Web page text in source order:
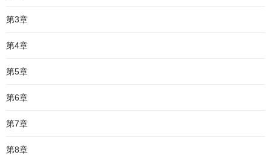
第3章
第4章
第5章
第6章
第7章
第8章